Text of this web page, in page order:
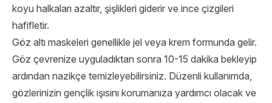
koyu halkaları azaltır, şişlikleri giderir ve ince çizgileri
hafifletir.
Göz altı maskeleri genellikle jel veya krem formunda gelir.
Göz çevrenize uyguladıktan sonra 10-15 dakika bekleyip
ardından nazikçe temizleyebilirsiniz. Düzenli kullanımda,
gözlerinizin gençlik ışısını korumanıza yardımcı olacak ve